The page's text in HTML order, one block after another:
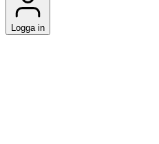
Logga in